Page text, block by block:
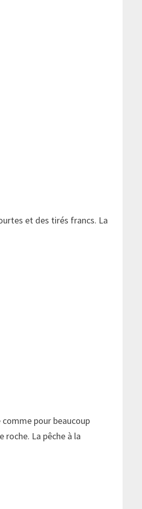
et des tirés francs. La
pour beaucoup
roche. La pêche à la